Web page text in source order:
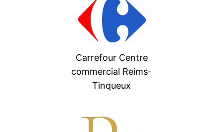
Carrefour Centre
commercial Reims-
Tinqueux